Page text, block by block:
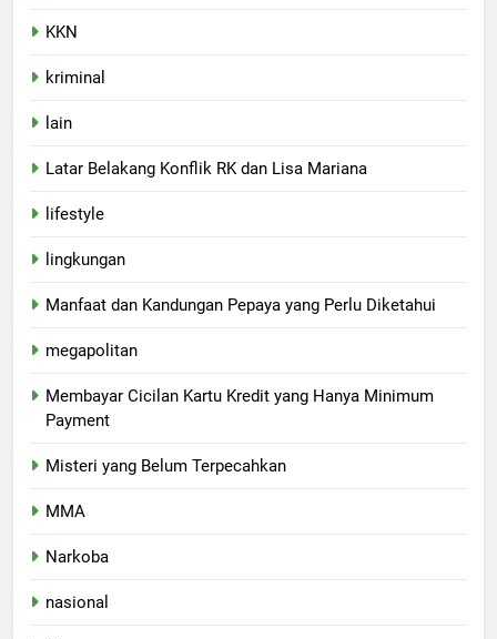
KKN
kriminal
lain
Latar Belakang Konflik RK dan Lisa Mariana
lifestyle
lingkungan
Manfaat dan Kandungan Pepaya yang Perlu Diketahui
megapolitan
Membayar Cicilan Kartu Kredit yang Hanya Minimum
Payment
Misteri yang Belum Terpecahkan
MMA
Narkoba
nasional